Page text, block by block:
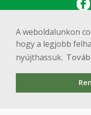
A weboldalunkon
hogy a legjobb
nyújthassuk.
Copyright ©
1111